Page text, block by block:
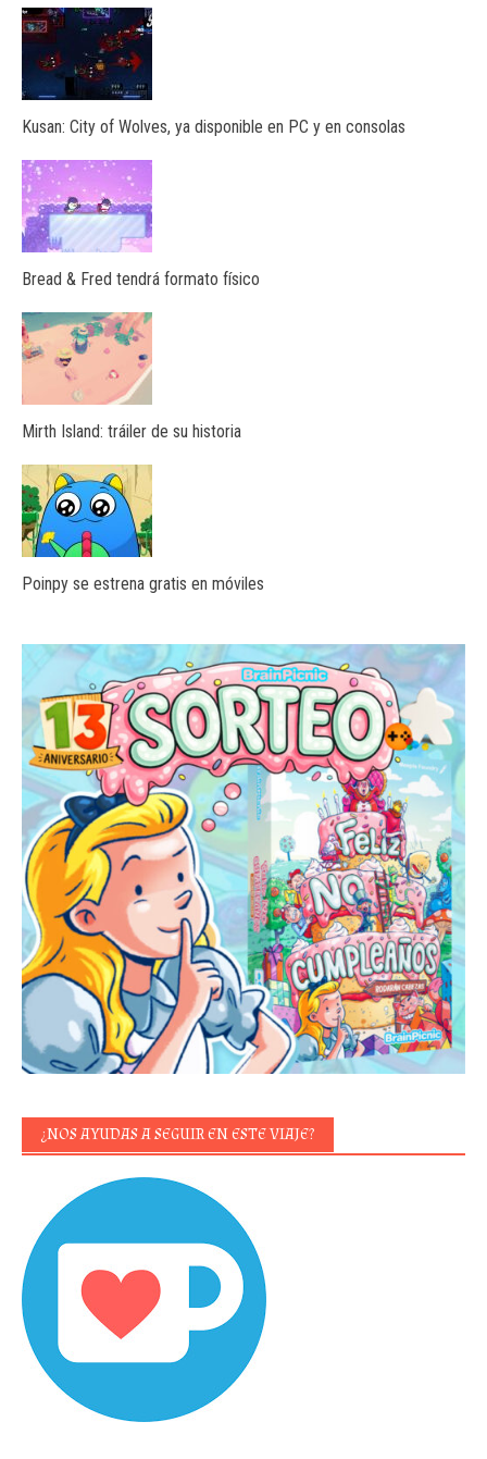
Kusan: City of Wolves, ya disponible en PC y en consolas
Bread & Fred tendrá formato físico
Mirth Island: tráiler de su historia
Poinpy se estrena gratis en móviles
¿NOS AYUDAS A SEGUIR EN ESTE VIAJE?